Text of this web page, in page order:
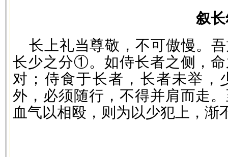
叙长
长上礼当尊敬，不可傲慢。
长少之分①。如侍长者之侧，
对；侍食于长者，长者未举，
外，必须随行，不得并肩而走
血气以相殴，则为以少犯上，渐